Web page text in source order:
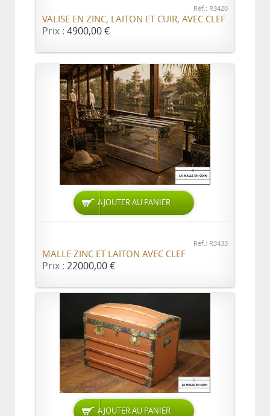
Réf.: R3420
VALISE EN ZINC, LAITON ET CUIR, AVEC CLEF
Prix : 4900,00 €
AJOUTER AU PANIER
Réf.: R3433
MALLE ZINC ET LAITON AVEC CLEF
Prix : 22000,00 €
AJOUTER AU PANIER